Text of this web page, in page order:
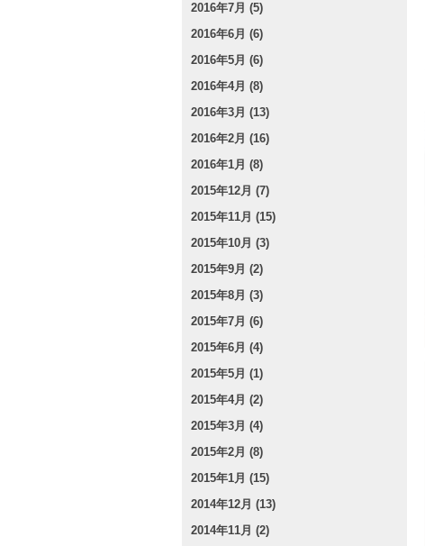
2016年7月 (5)
2016年6月 (6)
2016年5月 (6)
2016年4月 (8)
2016年3月 (13)
2016年2月 (16)
2016年1月 (8)
2015年12月 (7)
2015年11月 (15)
2015年10月 (3)
2015年9月 (2)
2015年8月 (3)
2015年7月 (6)
2015年6月 (4)
2015年5月 (1)
2015年4月 (2)
2015年3月 (4)
2015年2月 (8)
2015年1月 (15)
2014年12月 (13)
2014年11月 (2)